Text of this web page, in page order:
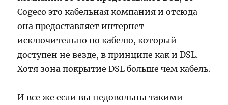
Cogeco это кабельная компания и отсюда
она предоставляет интернет
исключительно по кабелю, который
доступен не везде, в принципе как и DSL.
Хотя зона покрытие DSL больше чем кабель.
И все же если вы недовольны такими